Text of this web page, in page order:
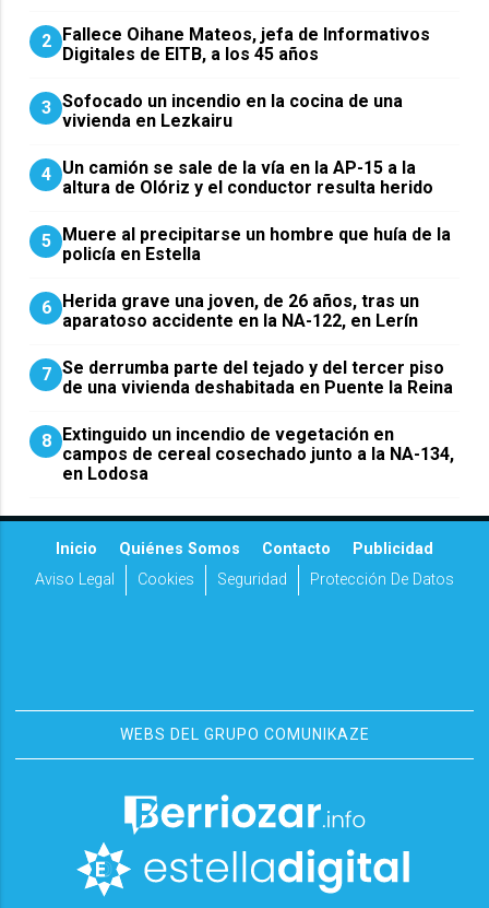
2
Fallece Oihane Mateos, jefa de Informativos
Digitales de EITB, a los 45 años
3 Sofocado un incendio en la cocina de una
vivienda en Lezkairu
4 Un camión se sale de la vía en la AP-15 a la
altura de Olóriz y el conductor resulta herido
5
Muere al precipitarse un hombre que huía de la
policía en Estella
6
Herida grave una joven, de 26 años, tras un
aparatoso accidente en la NA-122, en Lerín
7 Se derrumba parte del tejado y del tercer piso
de una vivienda deshabitada en Puente la Reina
8
Extinguido un incendio de vegetación en
campos de cereal cosechado junto a la NA-134,
en Lodosa
Inicio Quiénes Somos Contacto
Publicidad
Aviso Legal
Cookies Seguridad Protección De Datos
WEBS DEL GRUPO COMUNIKAZE